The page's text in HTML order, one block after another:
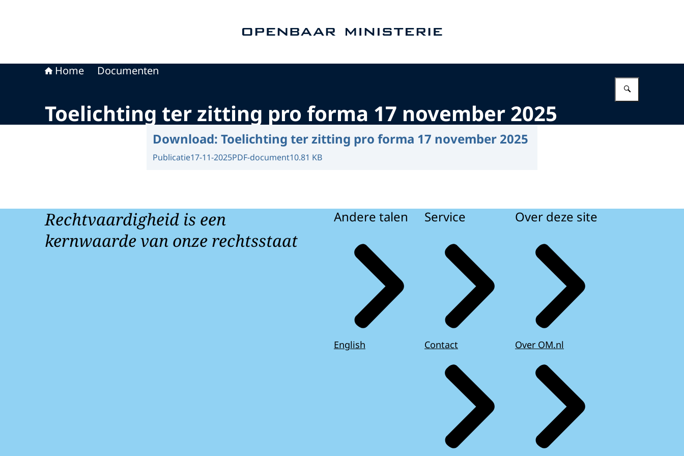
Home Documenten
Toelichting ter zitting pro forma 17 november 2025
Download: Toelichting ter zitting pro forma 17 november 2025
Publicatie17-11-2025PDF-document10.81 KB
Rechtvaardigheid is een
kernwaarde van onze rechtsstaat
Andere talen
English
Service
Contact
Over deze site
Over OM.nl